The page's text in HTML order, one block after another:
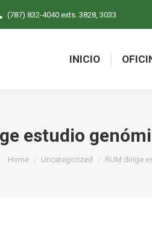
(787) 832-4040 exts. 3828, 3033
INICIO
estudio
You are here:
Home Uncategorized RUM dirige
INICIO